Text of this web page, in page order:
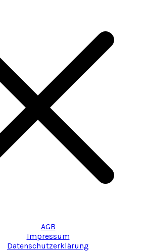
AGB
Impressum
Datenschutzerklärung